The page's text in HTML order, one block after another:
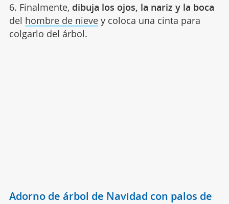
6. Finalmente, dibuja los ojos, la nariz y la boca
del hombre de nievey coloca una cinta para
colgarlo del árbol.
Adorno de árbol de Navidad con palos de